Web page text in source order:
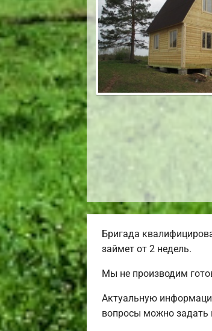
Бригада
займет от 2 недель.
Мы не производим
Актуальную
вопросы можно задать